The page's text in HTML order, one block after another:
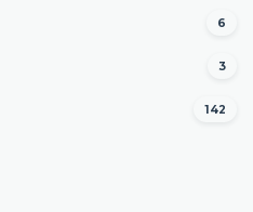
6
3
142